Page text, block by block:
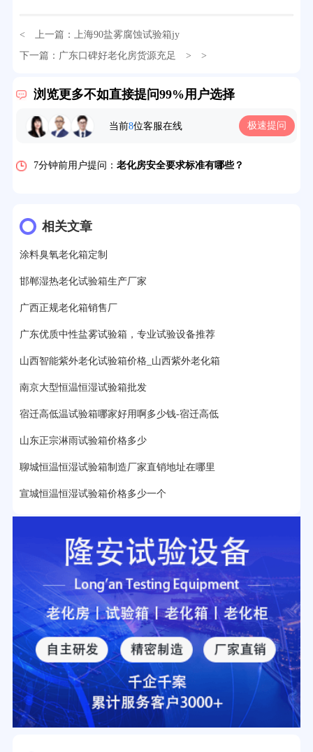
< 上一篇： 上海90盐雾腐蚀试验箱jy
下一篇： 广东口碑好老化房货源充足 > >
浏览更多不如直接提问99%用户选择
当前8位客服在线 极速提问
2分钟前用户提问：大型高温老化房价格多少钱？
5分钟前用户提问：高温恒温试验箱待机温度多少？
13分钟前用户提问：
15分钟前用户提问：
相关文章
涂料臭氧老化箱定制
邯郸湿热老化试验箱生产厂家
广西正规老化箱销售厂
广东优质中性盐雾试验箱，专业试验设备推荐
山西智能紫外老化试验箱价格_山西紫外老化箱
南京大型恒温恒湿试验箱批发
宿迁高低温试验箱哪家好用啊多少钱-宿迁高低
山东正宗淋雨试验箱价格多少
聊城恒温恒湿试验箱制造厂家直销地址在哪里
宣城恒温恒湿试验箱价格多少一个